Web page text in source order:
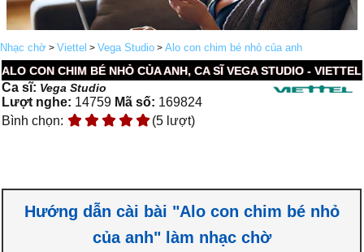
Nhạc chờ > Viettel > Vega Studio > Alo con chim bé nhỏ của anh
ALO CON CHIM BÉ NHỎ CỦA ANH, CA SĨ VEGA STUDIO - VIETTEL
Ca sĩ: Vega Studio
Lượt nghe: 14759 Mã số: 169824
Bình chọn:
(5 lượt)
Hướng dẫn cài bài "Alo con chim bé nhỏ
của anh" làm nhạc chờ